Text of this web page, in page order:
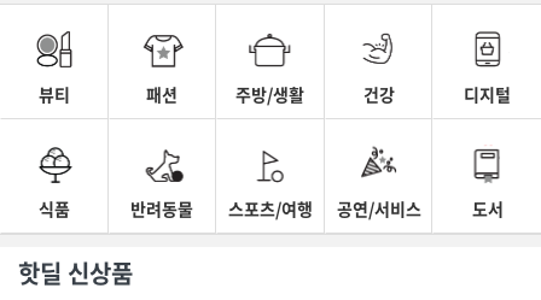
뷰티 패션 주방/생활 건강 디지털
식품 반려동물 스포츠/여행 공연/서비스 도서
핫딜 신상품